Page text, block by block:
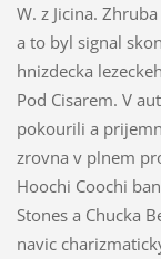
W. z Jicina.
a to byl signal
hnizdecka
Pod Cisarem. V
pokourili a
zrovna v plnem
Hoochi Coochi
Stones a Chucka
navic